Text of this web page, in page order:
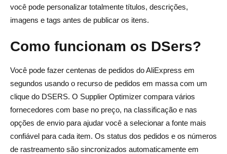
você pode personalizar totalmente títulos, descrições,
imagens e tags antes de publicar os itens.
Como funcionam os DSers?
Você pode fazer centenas de pedidos do AliExpress em
segundos usando o recurso de pedidos em massa com um
clique do DSERS. O Supplier Optimizer compara vários
fornecedores com base no preço, na classificação e nas
opções de envio para ajudar você a selecionar a fonte mais
confiável para cada item. Os status dos pedidos e os números
de rastreamento são sincronizados automaticamente em